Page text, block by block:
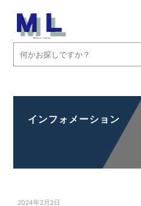
インフォメーション
2024年2月2日